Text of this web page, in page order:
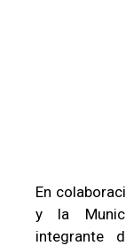
En
y la
integrante